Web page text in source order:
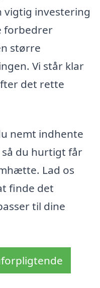
vigtig investering
forbedrer
større
Vi står klar
det rette
nemt indhente
du hurtigt får
Lad os
finde det
til dine